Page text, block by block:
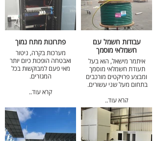
עבודות חשמל עם
חשמלאי מוסמך
איתמר מישאל, הוא בעל
תעודת חשמלאי מוסמך
ומבצע פרויקטים מורכבים
בתחום מעל שני עשורים.
קרא עוד..
פתרונות מתח נמוך
מערכות בקרה, ניטור
ואבטחה הופכות כיום יותר
מאי פעם למבוקשות בכל
המגזרים.
קרא עוד..